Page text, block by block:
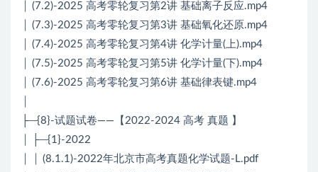
│ (7.2)-2025 高考零轮复习第2讲 基础离子反应.mp4
│ (7.3)-2025 高考零轮复习第3讲 基础氧化还原.mp4
│ (7.4)-2025 高考零轮复习第4讲 化学计量(上).mp4
│ (7.5)-2025 高考零轮复习第5讲 化学计量(下).mp4
│ (7.6)-2025 高考零轮复习第6讲 基础律表键.mp4
├─{8}-试题试卷——【2022-2024 高考 真题 】
│ ├─{1}-2022
│ │ (8.1.1)-2022年北京市高考真题化学试题-L.pdf